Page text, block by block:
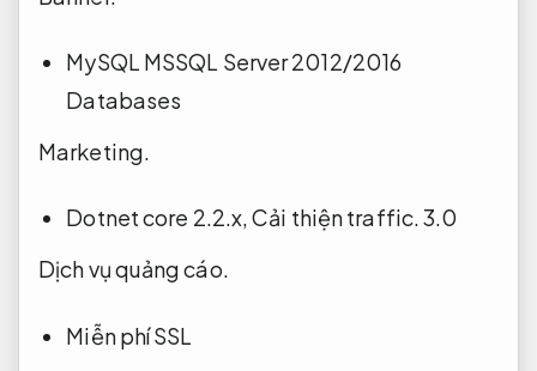
MySQL MSSQL Server 2012/2016
Databases
Marketing.
Dotnet core 2.2.x,Cải thiện traffic.3.0
Dịch vụ quảng cáo.
Miễn phí SSL